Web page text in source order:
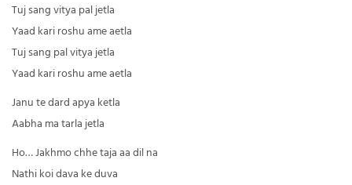
Tuj sang vitya pal jetla
Yaad kari roshu ame aetla
Tuj sang pal vitya jetla
Yaad kari roshu ame aetla
Janu te dard apya ketla
Aabha ma tarla jetla
Ho… Jakhmo chhe taja aa dil na
Nathi koi dava ke duva